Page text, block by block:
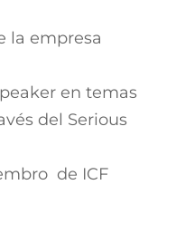
la empresa
en temas
del Serious
de ICF